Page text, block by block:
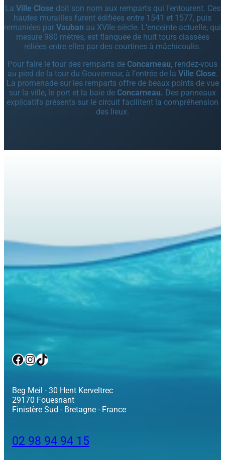
La Ville Close doit son nom aux remparts qui l’entourent. Ces
hautes murailles furent édifiées entre 1541 et 1577, puis
remaniées par Vauban au XVIIe siècle. L’enceinte actuelle, qui
mesure 980 mètres, est flanquée de huit tours classées
reliées entre elles par des courtines à mâchicoulis.
Pour faire le tour des remparts de Concarneau, rendez-vous
au pied de la tour du Gouverneur, à l’entrée de la Ville Close.
La promenade sur les remparts offre de beaux points de vue
sur la ville, le port et la baie de Concarneau. Des panneaux
explicatifs présents sur le circuit facilitent la compréhension
des lieux.
Facebook InstagramTikTok
Beg Meil - 30 Hent Kerveltrec
29170 Fouesnant
Finistère Sud - Bretagne - France
02 98 94 94 15